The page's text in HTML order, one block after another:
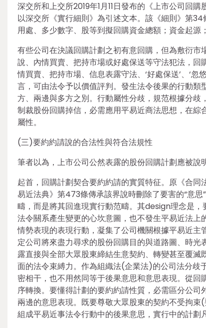
深交所和上交所2019年1月11日發布的《上市公司回
以深交所《實行細則》為引述文本。該《細則》第
用處、多少數字、股等到擬回購資金總額；資金起源
有些公司在決議回購計劃之初有意回購，但為敷衍
說、內情買賣、把持市場或好處保送等守法犯法，
情買賣、把持市場、信息表露守法、‘好處保送’、‘
言，可由法令予以價值評判。發生法令後果的行動
方、兩邊與多方之別。行動屬性分歧，規范根據分
制裁股份回購掉信，必需應用平易近商法思想，在
屬性。
(三)要約約請說的合法性與符合法規性
筆者以為，上市公司公然表露的股份回購計劃應被說
起首，回購計劃契合要約約請的實質特征。原《合同
易近法典》第473條傳承該界說時刪除了要害的“意
疇，而是將其回進現實行動范疇。其design理念是
法令關系產生變更的心坎意圖，也不發生平易近法
情勢表現的表現行動，凝集了公司機關根據平易近
定公司將來盡力尋求的股份回購目的與道路圖、時
露直接與全部大眾股東締結生意契約、轉變甚至覆
面的法令束縛力。作為組織法(企業法)的公司法分
密相干，也不用然同等于後果意思和意思表現。從
序轉換。要懂得計劃的要約約請性質，必需區分公
兩邊的意思表現。既要尊敬大眾股東的契約不受拘
組成平易近事法令行動中的後果意思，實行中的計劃